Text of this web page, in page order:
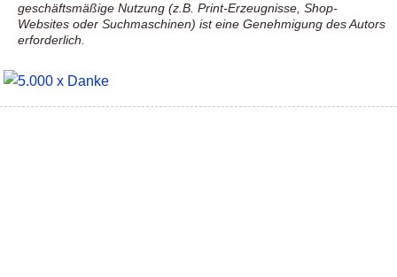
geschäftsmäßige Nutzung (z.B. Print-Erzeugnisse, Shop-
Websites oder Suchmaschinen) ist eine Genehmigung des Autors
erforderlich.